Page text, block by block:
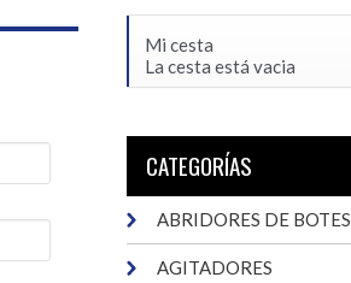
Mi cesta
La cesta está vacia
CATEGORÍAS
ABRIDORES DE BOTES
AGITADORES